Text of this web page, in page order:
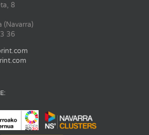
8
(Navarra)
36